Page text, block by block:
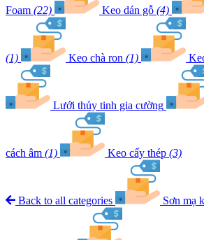
Foam (22) Keo dán gỗ (4)
(1) Keo chà ron (1)
Lưới thủy tinh gia cường
cách âm (1) Keo cấy thép (3)
Back to all categories Sơn mạ